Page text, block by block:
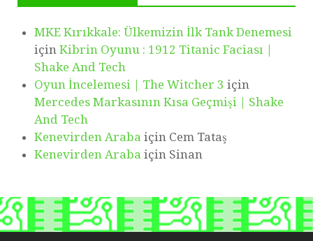
MKE Kırıkkale: Ülkemizin İlk Tank Denemesi
için Kibrin Oyunu : 1912 Titanic Faciası |
Shake And Tech
Oyun İncelemesi | The Witcher 3 için
Mercedes Markasının Kısa Geçmişi | Shake
And Tech
Kenevirden Araba için Cem Tataş
Kenevirden Araba için Sinan